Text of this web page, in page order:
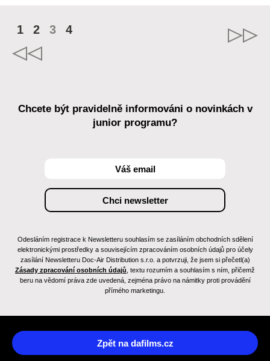
1 2 3 4
Chcete být pravidelně informováni o novinkách v
junior programu?
Odesláním registrace k Newsletteru souhlasím se zasíláním obchodních sdělení
elektronickými prostředky a souvisejícím zpracováním osobních údajů pro účely
zasílání Newsletteru Doc-Air Distribution s.r.o. a potvrzuji, že jsem si přečetl(a)
Zásady zpracování osobních údajů , textu rozumím a souhlasím s ním, přičemž
beru na vědomí práva zde uvedená, zejména právo na námitky proti provádění
přímého marketingu.
Zpět na dafilms.cz